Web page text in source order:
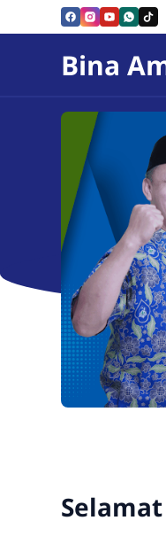
Skip to Content
Bina